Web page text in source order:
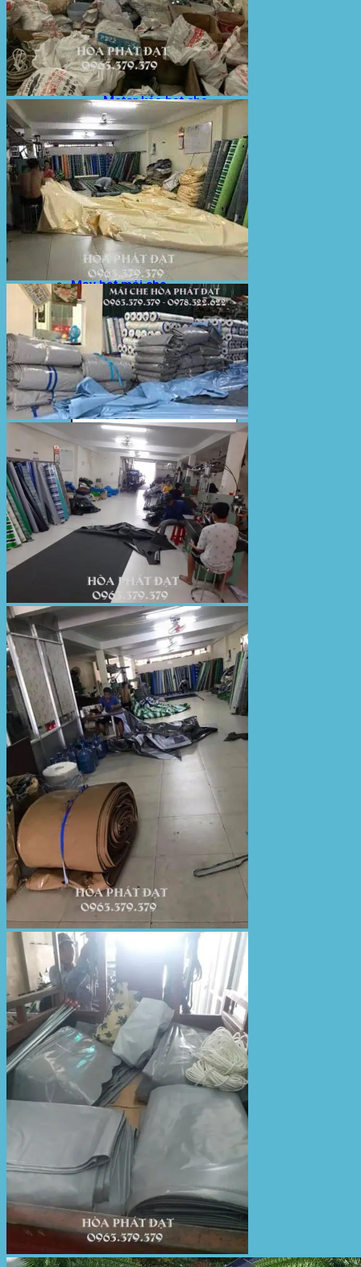
Dù che sự kiện
Dù lệch tâm
Sản Phẩm Mái Che Di Động
Mái hiên di động
Mái xếp di động
Nhà bạt di động
Motor kéo bạt che
Dự Án Hòa Phát Đạt
Lưới che nắng
Màng phủ nông nghiệp
Bạt Kéo Quán Cafe
Bạt Kéo Sân Trường
Thi Công Mái Xếp Hà Nội
Thi Công Mái Xếp TPHCM
Thi Công Mái Xếp Bình Dương
Thi Công Mái Xếp Biên Hòa
Tin tức
Hoạt động
May bạt mái che
Thi công bạt lót lồ
Thay bạt áo dù
Thay bạt mái che
Thi công mái tôn
Tuyển Dụng Hòa Phát Đạt
Liên hệ Hòa Phát Đạt
Tìm
kiếm: